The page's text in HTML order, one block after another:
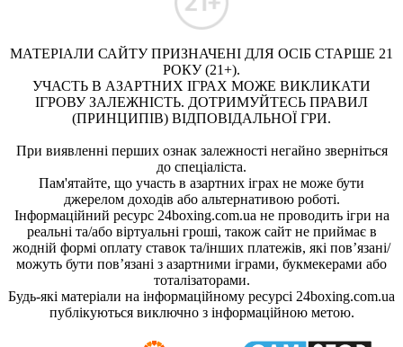
МАТЕРІАЛИ САЙТУ ПРИЗНАЧЕНІ ДЛЯ ОСІБ СТАРШЕ 21
РОКУ (21+).
УЧАСТЬ В АЗАРТНИХ ІГРАХ МОЖЕ ВИКЛИКАТИ
ІГРОВУ ЗАЛЕЖНІСТЬ. ДОТРИМУЙТЕСЬ ПРАВИЛ
(ПРИНЦИПІВ) ВІДПОВІДАЛЬНОЇ ГРИ.
При виявленні перших ознак залежності негайно зверніться
до спеціаліста.
Пам'ятайте, що участь в азартних іграх не може бути
джерелом доходів або альтернативою роботі.
Інформаційний ресурс 24boxing.com.ua не проводить ігри на
реальні та/або віртуальні гроші, також сайт не приймає в
жодній формі оплату ставок та/інших платежів, які пов’язані/
можуть бути пов’язані з азартними іграми, букмекерами або
тоталізаторами.
Будь-які матеріали на інформаційному ресурсі 24boxing.com.ua
публікуються виключно з інформаційною метою.